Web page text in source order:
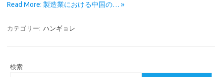
Read More: 製造業における中国の… »
カテゴリー: ハンギョレ
検索